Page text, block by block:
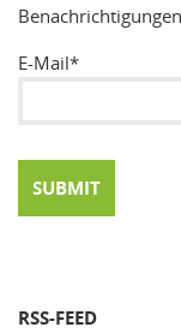
E-Mail*
RSS-FEED